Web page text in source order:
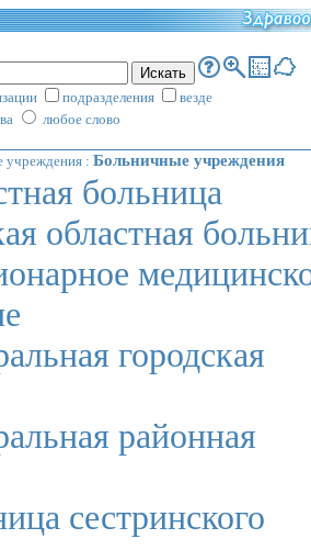
подразделения
везде
любое слово
учреждения : Больничные учреждения
больница
областная
городская
районная
сестринского